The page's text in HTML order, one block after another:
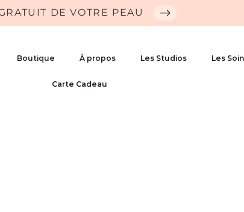
DE VOTRE PEAU
Boutique À propos Les Studios Les
Carte Cadeau